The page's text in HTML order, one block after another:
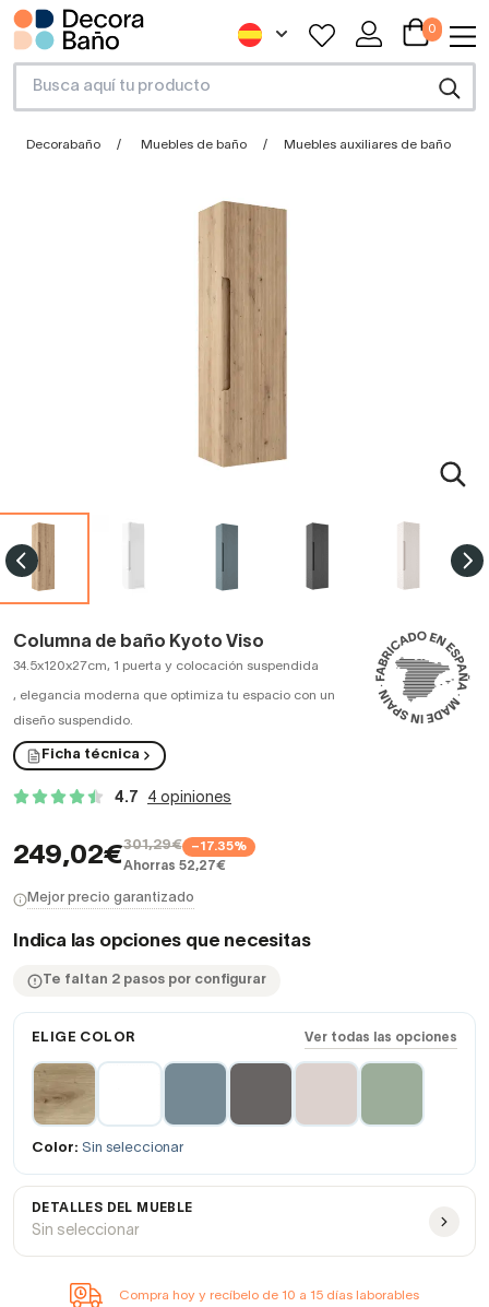
0
Decorabaño Muebles de baño Muebles auxiliares de baño
Columna de baño Kyoto Viso
34.5x120x27cm, 1 puerta y colocación suspendida
, elegancia moderna que optimiza tu espacio con un
diseño suspendido.
Ficha técnica
4.7 4 opiniones
249,02€301,29€ −17.35%
Ahorras 52,27€
Mejor precio garantizado
Indica las opciones que necesitas
Te faltan 2 pasos por configurar
ELIGE COLOR Ver todas las opciones
Color: Sin seleccionar
DETALLES DEL MUEBLE
Sin seleccionar
Compra hoy y recíbelo de 10 a 15 días laborables